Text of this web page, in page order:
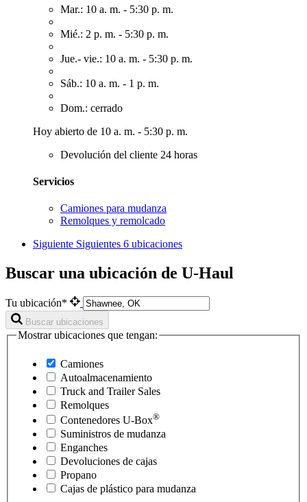
Mar.: 10 a. m. - 5:30 p. m.
Mié.: 2 p. m. - 5:30 p. m.
Jue.- vie.: 10 a. m. - 5:30 p. m.
Sáb.: 10 a. m. - 1 p. m.
Dom.: cerrado
Hoy abierto de 10 a. m. - 5:30 p. m.
Devolución del cliente 24 horas
Servicios
Camiones para mudanza
Remolques y remolcado
Siguiente Siguientes 6 ubicaciones
Buscar una ubicación de U-Haul
Tu ubicación*
Buscar ubicaciones
Mostrar ubicaciones que tengan:
Camiones
Autoalmacenamiento
Truck and Trailer Sales
Remolques
Contenedores U-Box®
Suministros de mudanza
Enganches
Devoluciones de cajas
Propano
Cajas de plástico para mudanza